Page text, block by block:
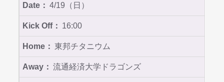
4/19（日）
16:00
東邦チタニウム
流通経済大学ドラゴンズ